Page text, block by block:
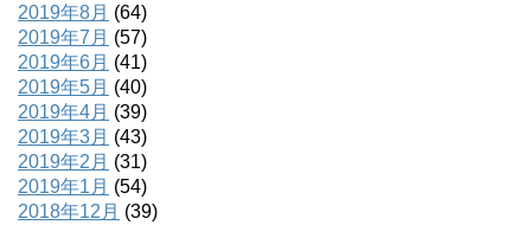
2019年8月 (64)
2019年7月 (57)
2019年6月 (41)
2019年5月 (40)
2019年4月 (39)
2019年3月 (43)
2019年2月 (31)
2019年1月 (54)
2018年12月 (39)